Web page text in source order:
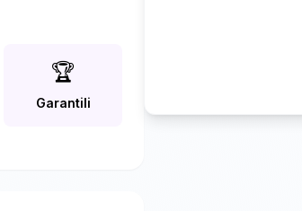
🏆
Garantili